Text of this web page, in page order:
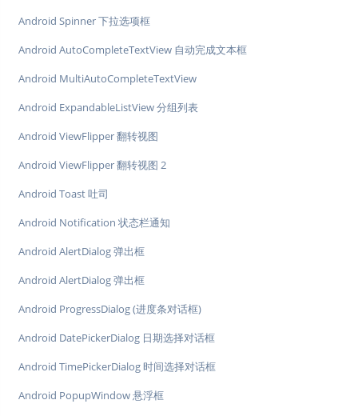
Android Spinner 下拉选项框
Android AutoCompleteTextView 自动完成文本框
Android MultiAutoCompleteTextView
Android ExpandableListView 分组列表
Android ViewFlipper 翻转视图
Android ViewFlipper 翻转视图 2
Android Toast 吐司
Android Notification 状态栏通知
Android AlertDialog 弹出框
Android AlertDialog 弹出框
Android ProgressDialog (进度条对话框)
Android DatePickerDialog 日期选择对话框
Android TimePickerDialog 时间选择对话框
Android PopupWindow 悬浮框